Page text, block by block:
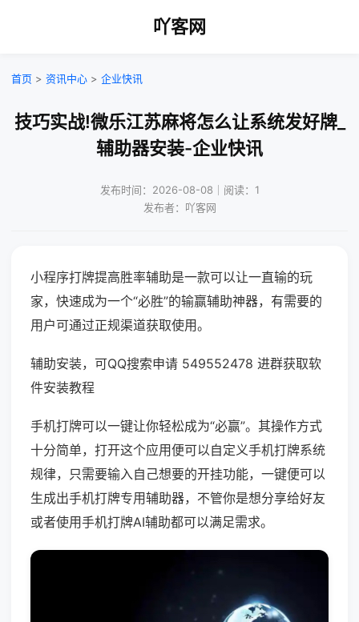
吖客网
首页 > 资讯中心 > 企业快讯
技巧实战!微乐江苏麻将怎么让系统发好牌_
辅助器安装-企业快讯
发布时间：2026-08-08｜阅读：1
发布者：吖客网
小程序打牌提高胜率辅助是一款可以让一直输的玩
家，快速成为一个“必胜”的输赢辅助神器，有需要的
用户可通过正规渠道获取使用。
辅助安装，可QQ搜索申请 549552478 进群获取软
件安装教程
手机打牌可以一键让你轻松成为“必赢”。其操作方式
十分简单，打开这个应用便可以自定义手机打牌系统
规律，只需要输入自己想要的开挂功能，一键便可以
生成出手机打牌专用辅助器，不管你是想分享给好友
或者使用手机打牌AI辅助都可以满足需求。